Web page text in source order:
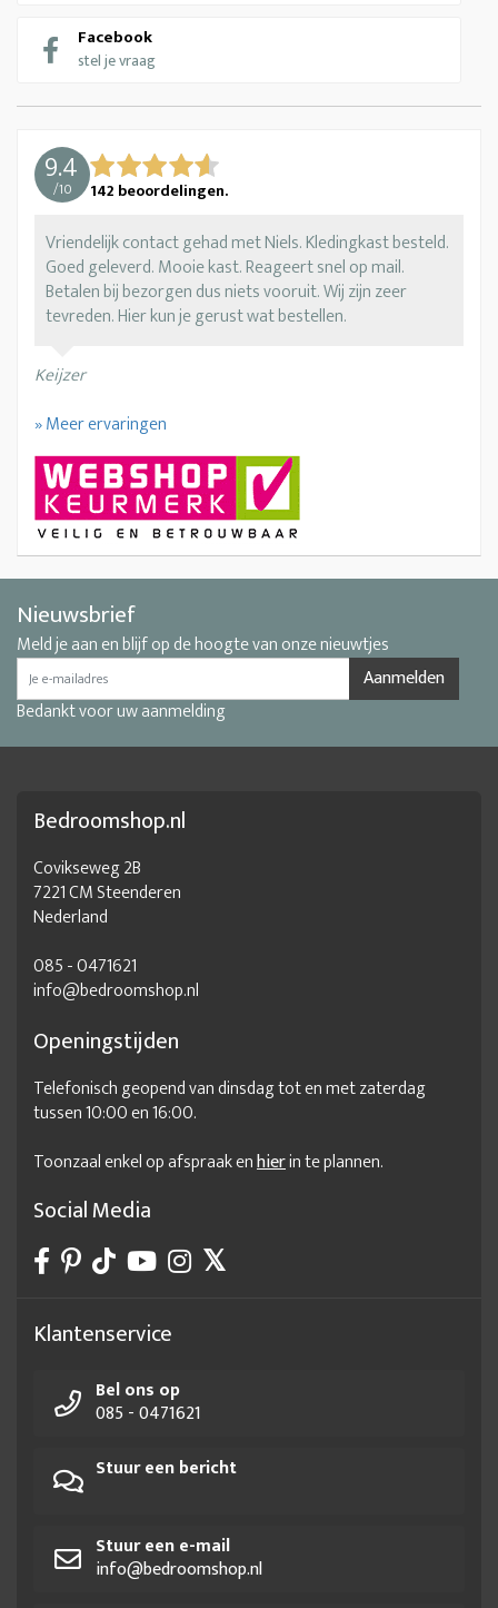
Facebook
stel je vraag
9.4
/10 142 beoordelingen.
Vriendelijk contact gehad met Niels. Kledingkast besteld.
Goed geleverd. Mooie kast. Reageert snel op mail.
Betalen bij bezorgen dus niets vooruit. Wij zijn zeer
tevreden. Hier kun je gerust wat bestellen.
Keijzer
» Meer ervaringen
Nieuwsbrief
Meld je aan en blijf op de hoogte van onze nieuwtjes
Aanmelden
Bedankt voor uw aanmelding
Bedroomshop.nl
Covikseweg 2B
7221 CM Steenderen
Nederland
085 - 0471621
info@bedroomshop.nl
Openingstijden
Telefonisch geopend van dinsdag tot en met zaterdag
tussen 10:00 en 16:00.
Toonzaal enkel op afspraak enhierin te plannen.
Social Media
Klantenservice
Bel ons op
085 - 0471621
Stuur een bericht
Stuur een e-mail
info@bedroomshop.nl